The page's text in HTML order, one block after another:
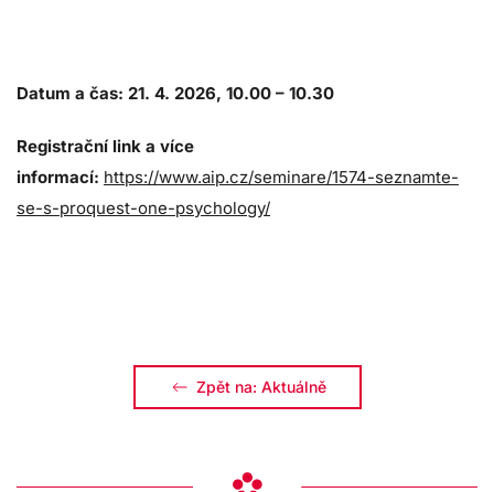
Datum a čas: 21. 4. 2026, 10.00 – 10.30
Registrační link a více
informací: https://www.aip.cz/seminare/1574-seznamte-
se-s-proquest-one-psychology/
Zpět na: Aktuálně